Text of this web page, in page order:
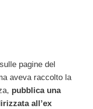
pagine del
aveva raccolto la
pubblica una
all’ex